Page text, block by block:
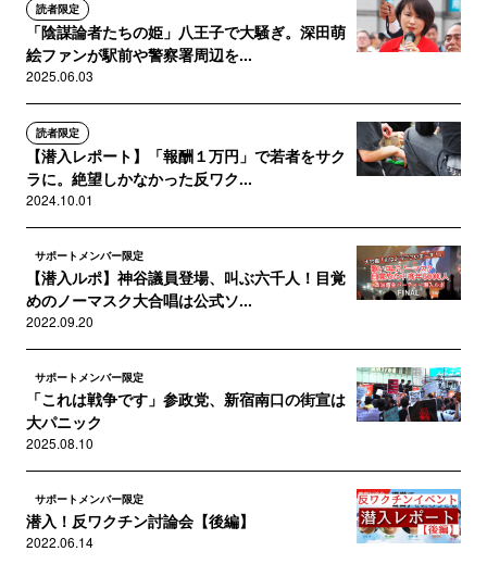
読者限定
「陰謀論者たちの姫」八王子で大騒ぎ。深田萌
絵ファンが駅前や警察署周辺を...
2025.06.03
読者限定
【潜入レポート】「報酬１万円」で若者をサク
ラに。絶望しかなかった反ワク...
2024.10.01
サポートメンバー限定
【潜入ルポ】神谷議員登場、叫ぶ六千人！目覚
めのノーマスク大合唱は公式ソ...
2022.09.20
サポートメンバー限定
「これは戦争です」参政党、新宿南口の街宣は
大パニック
2025.08.10
サポートメンバー限定
潜入！反ワクチン討論会【後編】
2022.06.14